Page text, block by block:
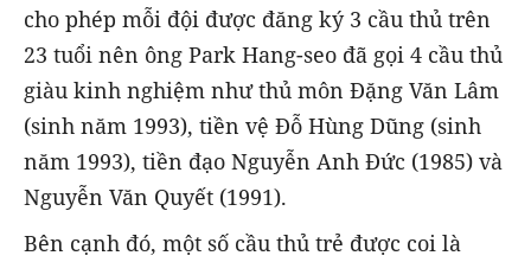
cho phép mỗi đội được đăng ký 3 cầu thủ trên
23 tuổi nên ông Park Hang-seo đã gọi 4 cầu thủ
giàu kinh nghiệm như thủ môn Đặng Văn Lâm
(sinh năm 1993), tiền vệ Đỗ Hùng Dũng (sinh
năm 1993), tiền đạo Nguyễn Anh Đức (1985) và
Nguyễn Văn Quyết (1991).
Bên cạnh đó, một số cầu thủ trẻ được coi là